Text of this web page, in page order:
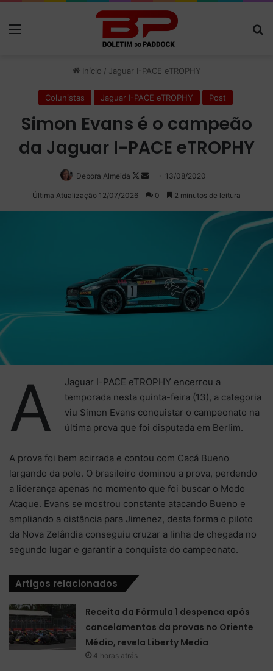
Menu
Início / Jaguar I-PACE eTROPHY
Colunistas Jaguar I-PACE eTROPHY Post
Simon Evans é o campeão
da Jaguar I-PACE eTROPHY
Debora Almeida
Follow
on
Mande
um
13/08/2020
Última Atualização 12/07/2026 0 2 minutos de leitura
A
Jaguar I-PACE eTROPHY encerrou a
temporada nesta quinta-feira (13), a categoria
viu Simon Evans conquistar o campeonato na
última prova que foi disputada em Berlim.
A prova foi bem acirrada e contou com Cacá Bueno
largando da pole. O brasileiro dominou a prova, perdendo
a liderança apenas no momento que foi buscar o Modo
Ataque. Evans se mostrou constante atacando Bueno e
ampliando a distância para Jimenez, desta forma o piloto
da Nova Zelândia conseguiu cruzar a linha de chegada no
segundo lugar e garantir a conquista do campeonato.
Artigos relacionados
Receita da Fórmula 1 despenca após
cancelamentos da provas no Oriente
Médio, revela Liberty Media
4 horas atrás